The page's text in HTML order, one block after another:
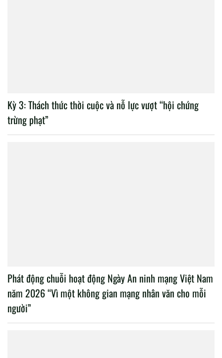
Kỳ 3: Thách thức thời cuộc và nỗ lực vượt “hội chứng
trừng phạt”
Phát động chuỗi hoạt động Ngày An ninh mạng Việt Nam
năm 2026 “Vì một không gian mạng nhân văn cho mỗi
người”